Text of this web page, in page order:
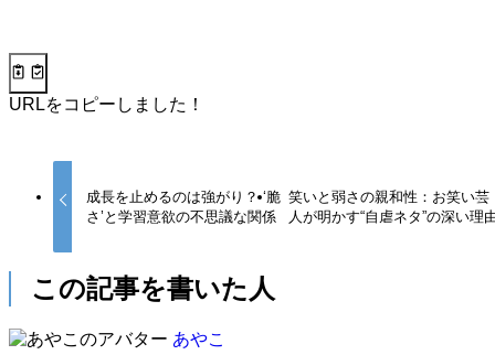
URLをコピーしました！
成長を止めるのは強がり？ ‘脆
さ’と学習意欲の不思議な関係
笑いと弱さの親和性：お笑い芸
人が明かす“自虐ネタ”の深い理
この記事を書いた人
あやこ